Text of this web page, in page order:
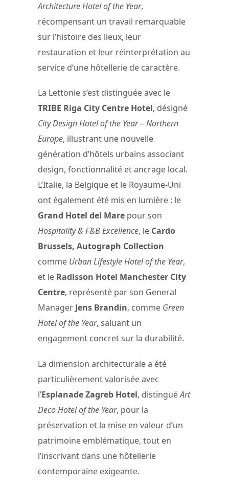
Architecture Hotel of the Year,
récompensant un travail remarquable
sur l’histoire des lieux, leur
restauration et leur réinterprétation au
service d’une hôtellerie de caractère.
La Lettonie s’est distinguée avec le
TRIBE Riga City Centre Hotel, désigné
City Design Hotel of the Year – Northern
Europe, illustrant une nouvelle
génération d’hôtels urbains associant
design, fonctionnalité et ancrage local.
L’Italie, la Belgique et le Royaume-Uni
ont également été mis en lumière : le
Grand Hotel del Mare pour son
Hospitality & F&B Excellence, le Cardo
Brussels, Autograph Collection
comme Urban Lifestyle Hotel of the Year,
et le Radisson Hotel Manchester City
Centre, représenté par son General
Manager Jens Brandin, comme Green
Hotel of the Year, saluant un
engagement concret sur la durabilité.
La dimension architecturale a été
particulièrement valorisée avec
l’Esplanade Zagreb Hotel, distinguéArt
Deco Hotel of the Year, pour la
préservation et la mise en valeur d’un
patrimoine emblématique, tout en
l’inscrivant dans une hôtellerie
contemporaine exigeante.